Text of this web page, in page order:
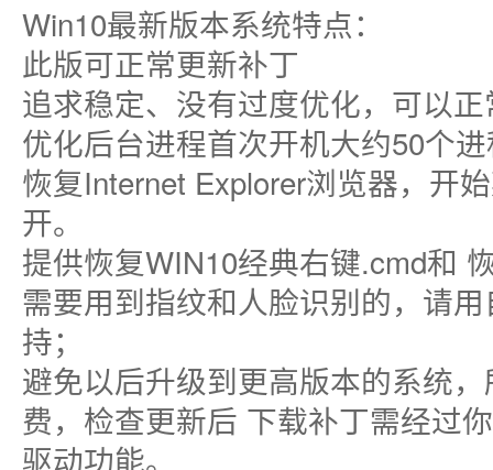
Win10最新版本系统特点：
此版可正常更新补丁
追求稳定、没有过度优化，可以
优化后台进程首次开机大约50个
恢复Internet Explorer浏览器，开
开。
提供恢复WIN10经典右键.cmd和
需要用到指纹和人脸识别的，请
持；
避免以后升级到更高版本的系统
费，检查更新后 下载补丁需经过
驱动功能。